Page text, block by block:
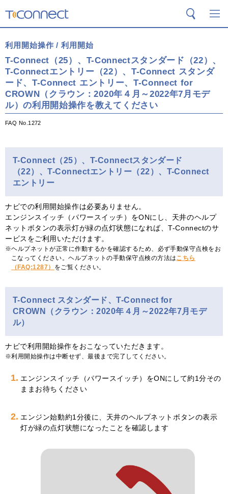
検索
利用開始操作 / 利用開始
T-Connect（25）、T-Connectスタンダード（22）、
T-Connectエントリー（22）、T-Connect スタンダ
ード、T-Connect エントリー、T-Connect for
CROWN（クラウン：2020年４月～2022年7月モデ
ル）の利用開始操作を教えてください
FAQ No.1272
T-Connect（25）、T-Connectスタンダード
（22）、T-Connectエントリー（22）、T-Connect
エントリー
ナビでの利用開始操作は必要ありません。
エンジンスイッチ（パワースイッチ）をONにし、天井のヘルプ
ネットボタンの表示灯が緑の点灯状態になれば、T-Connectのサ
ービスをご利用いただけます。
ヘルプネットが正常に作動するかを確認するため、必ず手動保守点検をお
こなってください。ヘルプネットの手動保守点検の方法はこちら
（FAQ:1287） をご覧ください。
T-Connect スタンダード、T-Connect for
CROWN（クラウン：2020年４月～2022年7月モデ
ル）
ナビで利用開始操作をおこなっていただきます。
利用開始操作は中断せず、最後まで完了してください。
1. エンジンスイッチ（パワースイッチ）をONにして約1分その
ままお待ちください
2. エンジン始動約1分後に、天井のヘルプネットボタンの表示
灯が緑の点灯状態になったことを確認します